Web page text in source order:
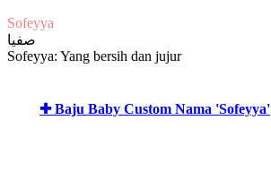
Sofeyya
صفيا
Sofeyya: Yang bersih dan jujur
✚ Baju Baby Custom Nama 'Sofeyya'